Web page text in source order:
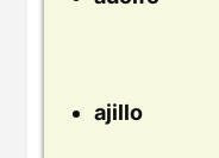
ajillo